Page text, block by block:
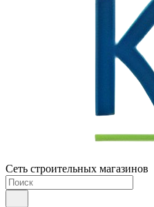
Сеть строительных магазинов